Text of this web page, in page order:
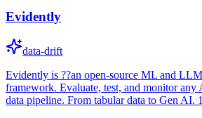
Evidently
data-drift
Evidently is ??an open-source ML and
framework. Evaluate, test, and monitor any
data pipeline. From tabular data to Gen AI.